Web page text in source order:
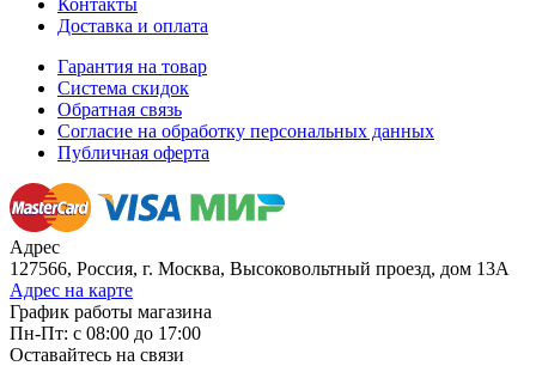
Доставка и оплата
Гарантия на товар
Система скидок
Обратная связь
Согласие на обработку персональных данных
Публичная оферта
Адрес
127566, Россия, г. Москва, Высоковольтный проезд, дом 13А
Адрес на карте
График работы магазина
Пн-Пт: с 08:00 до 17:00
Оставайтесь на связи